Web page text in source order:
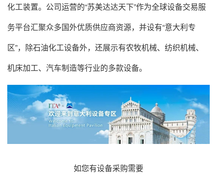
化工装置。公司运营的“苏美达达天下”作为全球设备交易服
务平台汇聚众多国外优质供应商资源，并设有“意大利专
区”，除石油化工设备外，还展示有农牧机械、纺织机械、
机床加工、汽车制造等行业的多款设备。
如您有设备采购需要